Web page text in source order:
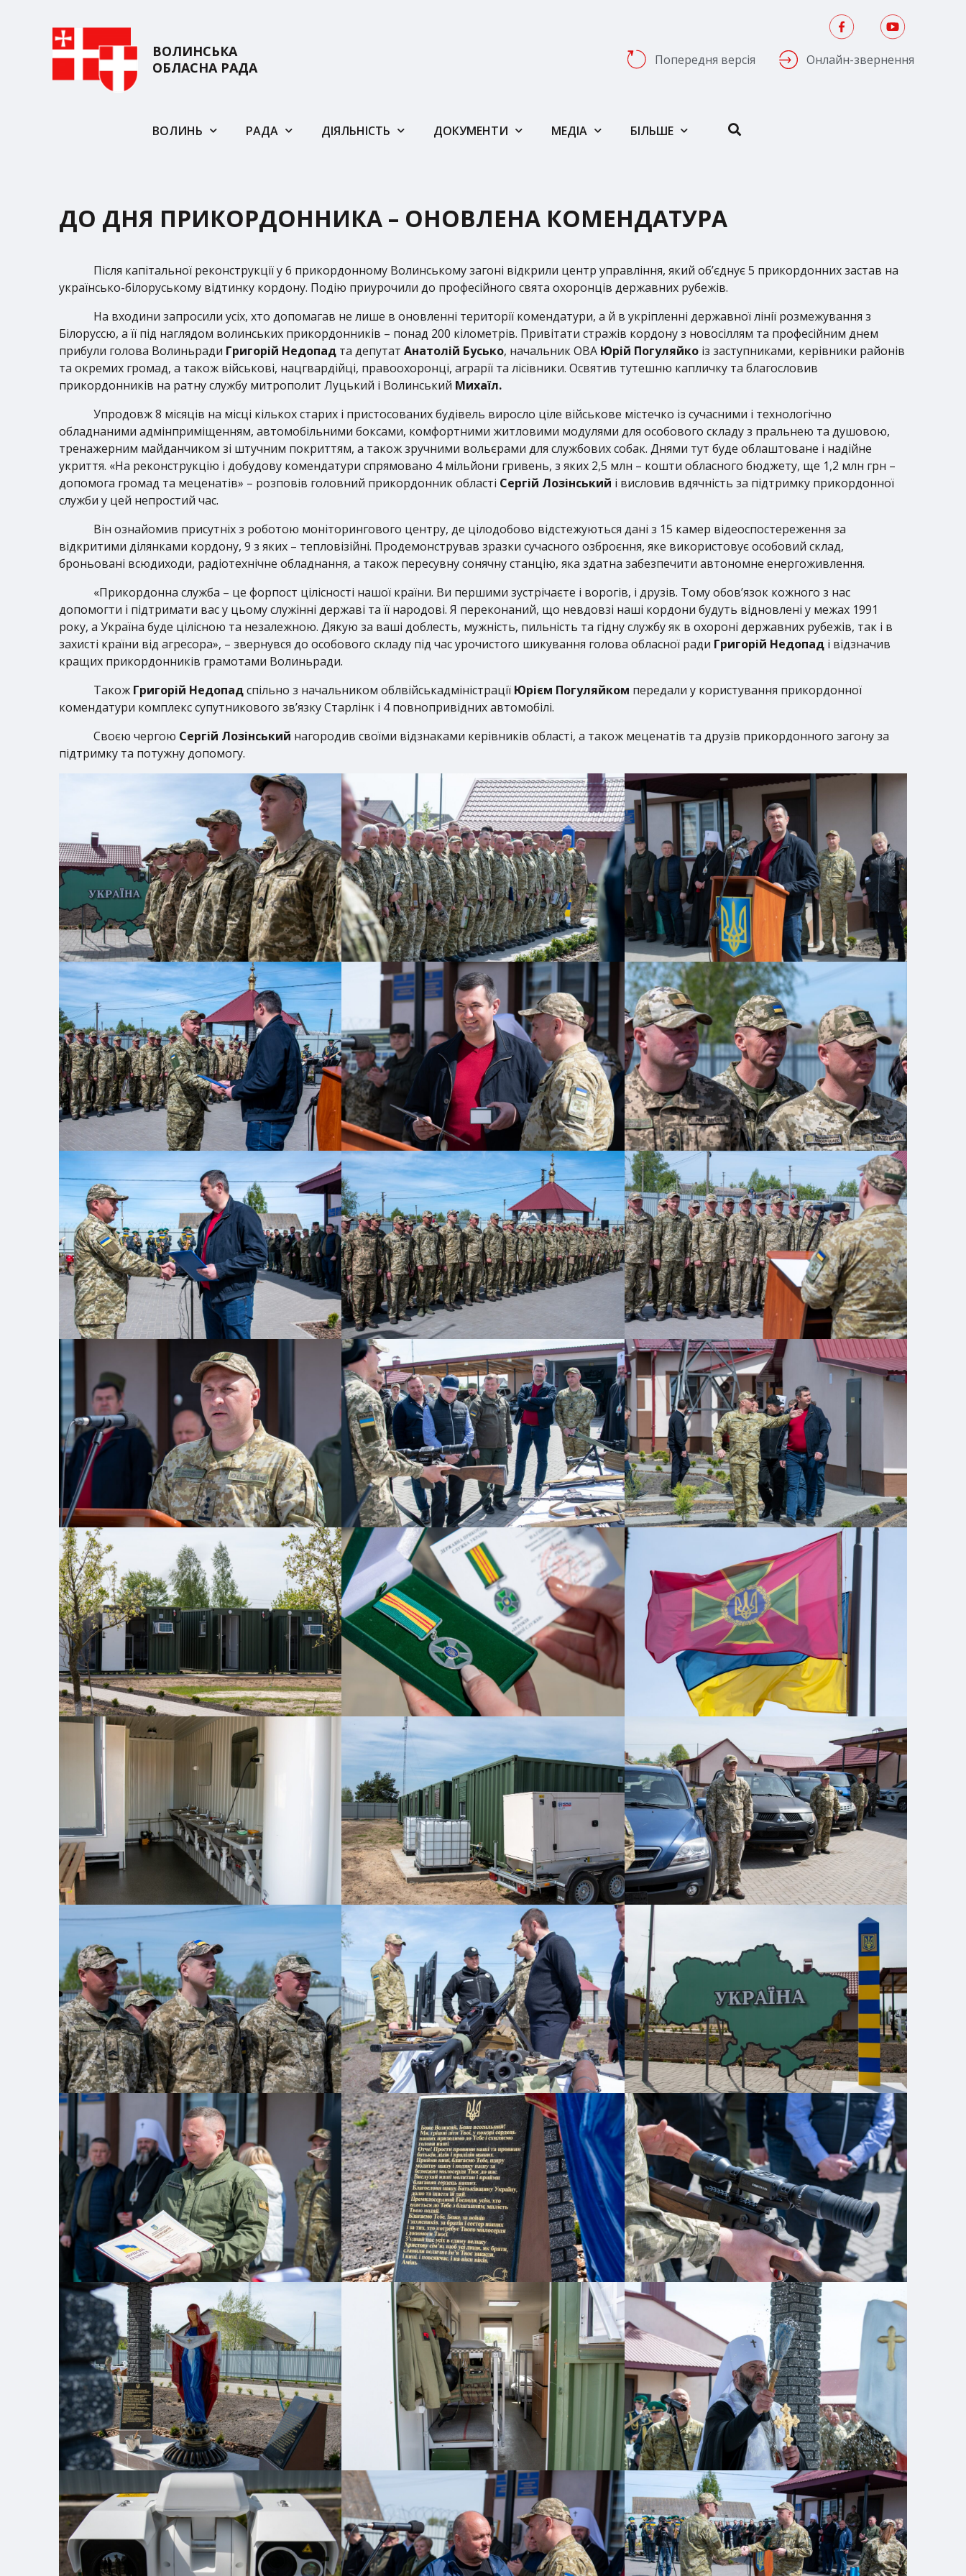
ВОЛИНСЬКА
ОБЛАСНА РАДА
Попередня версія Онлайн-звернення
ВОЛИНЬ РАДА ДІЯЛЬНІСТЬ ДОКУМЕНТИ МЕДІА БІЛЬШЕ
ДО ДНЯ ПРИКОРДОННИКА – ОНОВЛЕНА КОМЕНДАТУРА
Після капітальної реконструкції у 6 прикордонному Волинському загоні відкрили центр управління, який об’єднує 5 прикордонних застав на
українсько-білоруському відтинку кордону. Подію приурочили до професійного свята охоронців державних рубежів.
На входини запросили усіх, хто допомагав не лише в оновленні території комендатури, а й в укріпленні державної лінії розмежування з
Білоруссю, а її під наглядом волинських прикордонників – понад 200 кілометрів. Привітати стражів кордону з новосіллям та професійним днем
прибули голова Волиньради Григорій Недопад та депутат Анатолій Бусько, начальник ОВА Юрій Погуляйко із заступниками, керівники районів
та окремих громад, а також військові, нацгвардійці, правоохоронці, аграрії та лісівники. Освятив тутешню капличку та благословив
прикордонників на ратну службу митрополит Луцький і Волинський Михаїл.
Упродовж 8 місяців на місці кількох старих і пристосованих будівель виросло ціле військове містечко із сучасними і технологічно
обладнаними адмінприміщенням, автомобільними боксами, комфортними житловими модулями для особового складу з пральнею та душовою,
тренажерним майданчиком зі штучним покриттям, а також зручними вольєрами для службових собак. Днями тут буде облаштоване і надійне
укриття. «На реконструкцію і добудову комендатури спрямовано 4 мільйони гривень, з яких 2,5 млн – кошти обласного бюджету, ще 1,2 млн грн –
допомога громад та меценатів» – розповів головний прикордонник області Сергій Лозінський і висловив вдячність за підтримку прикордонної
служби у цей непростий час.
Він ознайомив присутніх з роботою моніторингового центру, де цілодобово відстежуються дані з 15 камер відеоспостереження за
відкритими ділянками кордону, 9 з яких – тепловізійні. Продемонстрував зразки сучасного озброєння, яке використовує особовий склад,
броньовані всюдиходи, радіотехнічне обладнання, а також пересувну сонячну станцію, яка здатна забезпечити автономне енергоживлення.
«Прикордонна служба – це форпост цілісності нашої країни. Ви першими зустрічаєте і ворогів, і друзів. Тому обов’язок кожного з нас
допомогти і підтримати вас у цьому служінні державі та її народові. Я переконаний, що невдовзі наші кордони будуть відновлені у межах 1991
року, а Україна буде цілісною та незалежною. Дякую за ваші доблесть, мужність, пильність та гідну службу як в охороні державних рубежів, так і в
захисті країни від агресора», – звернувся до особового складу під час урочистого шикування голова обласної ради Григорій Недопад і відзначив
кращих прикордонників грамотами Волиньради.
Також Григорій Недопадспільно з начальником облвійськадміністрації Юрієм Погуляйком передали у користування прикордонної
комендатури комплекс супутникового зв’язку Старлінк і 4 повнопривідних автомобілі.
Своєю чергою Сергій Лозінський нагородив своїми відзнаками керівників області, а також меценатів та друзів прикордонного загону за
підтримку та потужну допомогу.